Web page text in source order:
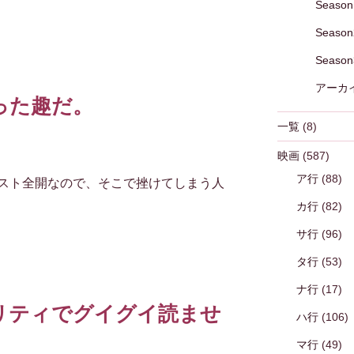
趣だ。
ト全開なので、そこで挫けてしまう人
ティでグイグイ読ませ
アーカ
一覧(8)
映画(587)
ア行(88)
カ行(82)
サ行(96)
タ行(53)
ナ行(17)
ハ行(106)
マ行(49)